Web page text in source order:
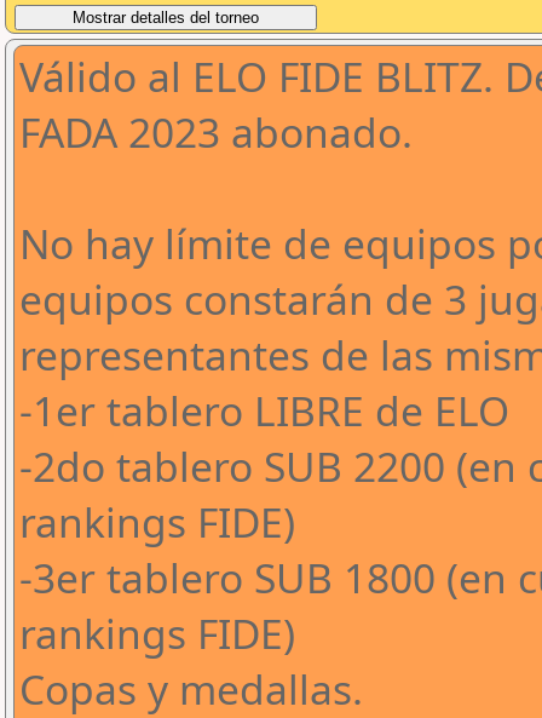
Válido al ELO FIDE BLITZ.
FADA 2023 abonado.
No hay límite de equipos
equipos constarán de 3
representantes de las
-1er tablero LIBRE de ELO
-2do tablero SUB 2200 (en
rankings FIDE)
-3er tablero SUB 1800 (en
rankings FIDE)
Copas y medallas.